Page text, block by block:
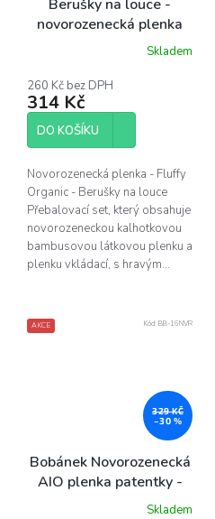
Berušky na louce -
novorozenecká plenka
Skladem
260 Kč bez DPH
314 Kč
DO KOŠÍKU
Novorozenecká plenka - Fluffy
Organic - Berušky na louce
Přebalovací set, který obsahuje
novorozeneckou kalhotkovou
bambusovou látkovou plenku a
plenku vkládací, s hravým...
AKCE
329 KČ
–30 %
Bobánek Novorozenecká
AIO plenka patentky -
Růžová zvířátkaSkladem
Kód: BB-16NVR